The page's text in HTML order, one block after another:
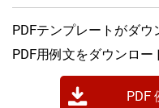
PDFテンプレートがダウ
PDF用例文をダウンロー
PDF